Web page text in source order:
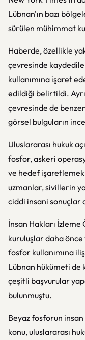
Lübnan'ın bazı
sürülen mühimmat
Haberde, özellikle
çevresinde
kullanımına işaret
edildiği belirtildi.
çevresinde de
görsel bulguların
Uluslararası hukuk
fosfor, askeri
ve hedef
uzmanlar, sivillerin
ciddi insani sonuçlar
İnsan Hakları İzleme
kuruluşlar daha önce
fosfor kullanımına
Lübnan hükümeti
çeşitli başvurular
bulunmuştu.
Beyaz fosforun
konu, uluslararası